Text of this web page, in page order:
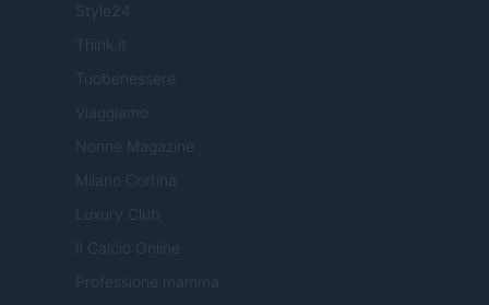
Style24
Think.it
Tuobenessere
Viaggiamo
Nonne Magazine
Milano Cortina
Luxury Club
Il Calcio Online
Professione mamma